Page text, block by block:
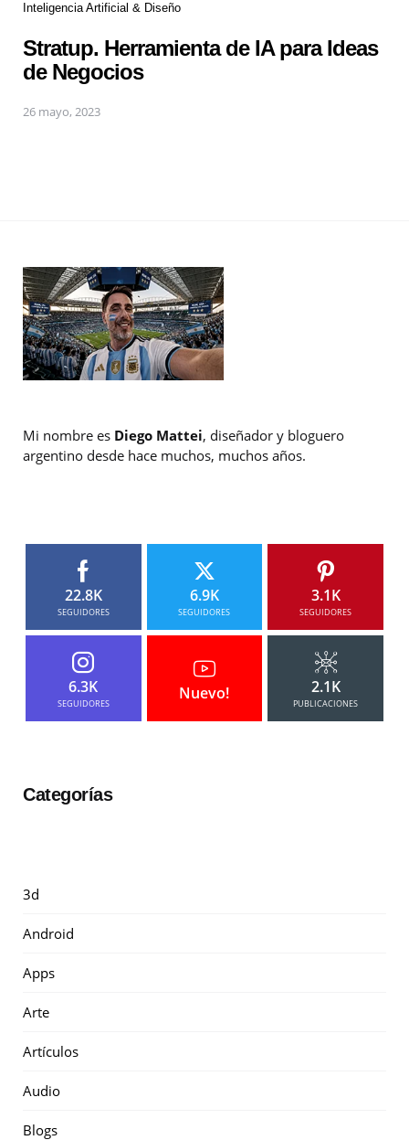
Inteligencia Artificial & Diseño
Stratup. Herramienta de IA para Ideas
de Negocios
26 mayo, 2023
Mi nombre es Diego Mattei, diseñador y bloguero
argentino desde hace muchos, muchos años.
22.8K
SEGUIDORES
6.9K
SEGUIDORES
3.1K
SEGUIDORES
6.3K
SEGUIDORES
Nuevo! 2.1K
PUBLICACIONES
Categorías
3d
Android
Apps
Arte
Artículos
Audio
Blogs